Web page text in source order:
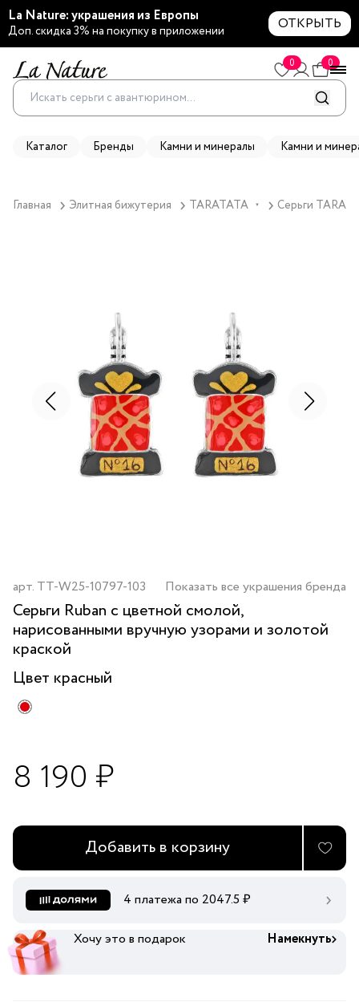
La Nature: украшения из Европы
Доп. скидка 3% на покупку в приложении ОТКРЫТЬ
0 0
Каталог Бренды Камни и минералы Камни и
Главная Элитная бижутерия TARATATA ▼ Серьги
арт. TT-W25-10797-103 Показать все украшения бренда
Серьги Ruban с цветной смолой,
нарисованными вручную узорами и золотой
краской
Цвет красный
8 190 ₽
Добавить в корзину
4 платежа по 2047.5 ₽
Хочу это в подарок Намекнуть